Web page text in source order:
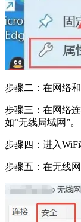
步骤二：在网络
步骤三：在网络
如“无线局域网”。
步骤四：进入
步骤五：在无线